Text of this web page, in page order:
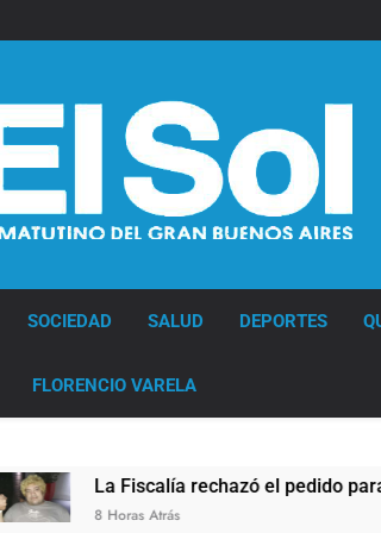
SOCIEDAD SALUD DEPORTES
FLORENCIO VARELA
rechazó el pedido para suspender el